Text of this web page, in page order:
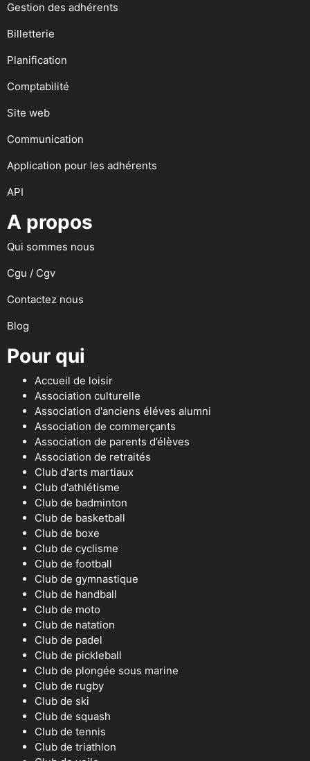
Gestion des adhérents
Billetterie
Planification
Comptabilité
Site web
Communication
Application pour les adhérents
API
A propos
Qui sommes nous
Cgu / Cgv
Contactez nous
Blog
Pour qui
Accueil de loisir
Association culturelle
Association d'anciens éléves alumni
Association de commerçants
Association de parents d’élèves
Association de retraités
Club d'arts martiaux
Club d'athlétisme
Club de badminton
Club de basketball
Club de boxe
Club de cyclisme
Club de football
Club de gymnastique
Club de handball
Club de moto
Club de natation
Club de padel
Club de pickleball
Club de plongée sous marine
Club de rugby
Club de ski
Club de squash
Club de tennis
Club de triathlon